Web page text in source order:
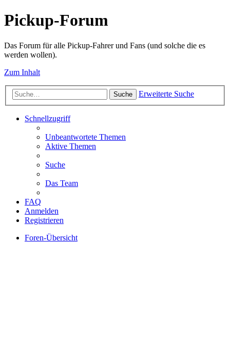
Pickup-Forum
Das Forum für alle Pickup-Fahrer und Fans (und solche die es
werden wollen).
Zum Inhalt
Suche Erweiterte Suche
Schnellzugriff
Unbeantwortete Themen
Aktive Themen
Suche
Das Team
FAQ
Anmelden
Registrieren
Foren-Übersicht